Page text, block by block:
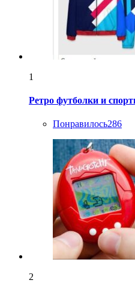
1
Ретро футболки и
Понравилось286
2